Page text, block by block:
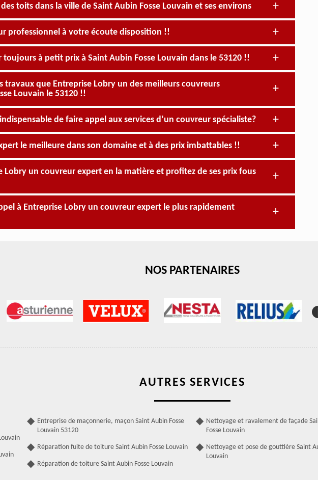
toits dans la ville de Saint Aubin Fosse Louvain et ses environs
professionnel à votre écoute disposition !!
à petit prix à Saint Aubin Fosse Louvain dans le 53120 !!
que Entreprise Lobry un des meilleurs couvreurs
Louvain le 53120 !!
de faire appel aux services d’un couvreur spécialiste?
le meilleure dans son domaine et à des prix imbattables !!
Lobry un couvreur expert en la matière et profitez de ses prix fous
à Entreprise Lobry un couvreur expert le plus rapidement
NOS PARTENAIRES
AUTRES SERVICES
Entreprise de maçonnerie, maçon Saint Aubin Fosse
Louvain 53120
Réparation fuite de toiture Saint Aubin Fosse Louvain
Réparation de toiture Saint Aubin Fosse Louvain
Nettoyage et ravalement de façade
Fosse Louvain
Nettoyage et pose de gouttière Saint
Louvain